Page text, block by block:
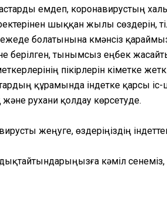
емдеп, коронавирустың
шыққан жылы сөздерін,
болатынына күмәнсіз
берілген, тынымсыз еңбек
пікірлерін үкіметке
құрамында індетке қарсы
рухани қолдау көрсетуде.
жеңуге, өздеріңіздің
кәміл